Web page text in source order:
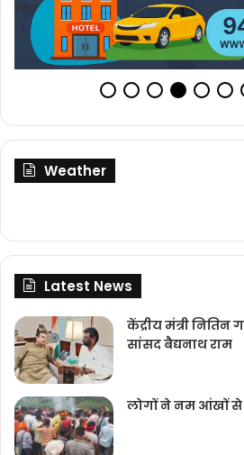
Weather
Latest News
केंद्रीय मंत्री
सांसद बैद्यनाथ राम
लोगों ने नम आंखों से